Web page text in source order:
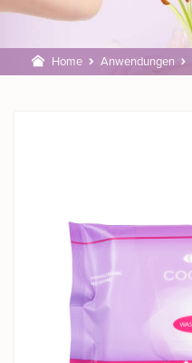
Home Anwendungen